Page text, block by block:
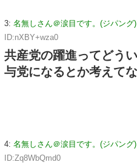
3: 名無しさん＠涙目です。(ジパング
ID:nXBY+wza0
共産党の躍進ってどう
与党になるとか考えて
4: 名無しさん＠涙目です。(ジパング
ID:Zq8WbQmd0